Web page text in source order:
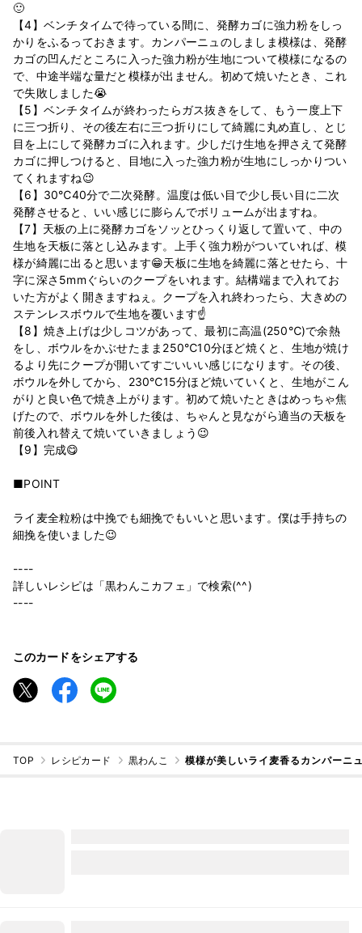
🙂
【4】ベンチタイムで待っている間に、発酵カゴに強力粉をしっ
かりをふるっておきます。カンパーニュのしましま模様は、発酵
カゴの凹んだところに入った強力粉が生地について模様になるの
で、中途半端な量だと模様が出ません。初めて焼いたとき、これ
で失敗しました😭
【5】ベンチタイムが終わったらガス抜きをして、もう一度上下
に三つ折り、その後左右に三つ折りにして綺麗に丸め直し、とじ
目を上にして発酵カゴに入れます。少しだけ生地を押さえて発酵
カゴに押しつけると、目地に入った強力粉が生地にしっかりつい
てくれますね😉
【6】30℃40分で二次発酵。温度は低い目で少し長い目に二次
発酵させると、いい感じに膨らんでボリュームが出ますね。
【7】天板の上に発酵カゴをソッとひっくり返して置いて、中の
生地を天板に落とし込みます。上手く強力粉がついていれば、模
様が綺麗に出ると思います😁天板に生地を綺麗に落とせたら、十
字に深さ5mmぐらいのクープをいれます。結構端まで入れてお
いた方がよく開きますねぇ。クープを入れ終わったら、大きめの
ステンレスボウルで生地を覆います☝
【8】焼き上げは少しコツがあって、最初に高温(250℃)で余熱
をし、ボウルをかぶせたまま250℃10分ほど焼くと、生地が焼け
るより先にクープが開いてすごいいい感じになります。その後、
ボウルを外してから、230℃15分ほど焼いていくと、生地がこん
がりと良い色で焼き上がります。初めて焼いたときはめっちゃ焦
げたので、ボウルを外した後は、ちゃんと見ながら適当の天板を
前後入れ替えて焼いていきましょう😉
【9】完成😋
■POINT
ライ麦全粒粉は中挽でも細挽でもいいと思います。僕は手持ちの
細挽を使いました😉
----
詳しいレシピは「黒わんこカフェ」で検索(^^)
----
このカードをシェアする
TOP レシピカード 黒わんこ 模様が美しいライ麦香るカンパーニ